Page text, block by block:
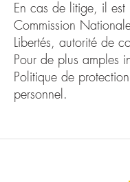
En cas de litige, il est
Commission
Libertés, autorité de
Pour de plus amples
Politique de
personnel.